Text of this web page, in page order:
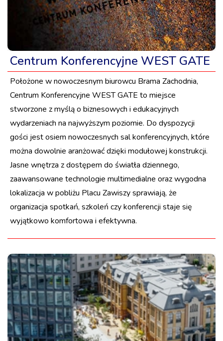
Centrum Konferencyjne WEST GATE
Położone w nowoczesnym biurowcu Brama Zachodnia,
Centrum Konferencyjne WEST GATE to miejsce
stworzone z myślą o biznesowych i edukacyjnych
wydarzeniach na najwyższym poziomie. Do dyspozycji
gości jest osiem nowoczesnych sal konferencyjnych, które
można dowolnie aranżować dzięki modułowej konstrukcji.
Jasne wnętrza z dostępem do światła dziennego,
zaawansowane technologie multimedialne oraz wygodna
lokalizacja w pobliżu Placu Zawiszy sprawiają, że
organizacja spotkań, szkoleń czy konferencji staje się
wyjątkowo komfortowa i efektywna.